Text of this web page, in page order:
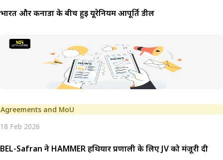
भारत और कनाडा के बीच हुई यूरेनियम आपूर्ति डील
Agreements and MoU
18 Feb 2026
BEL-Safran ने HAMMER हथियार प्रणाली के लिए JV को मंजूरी दी